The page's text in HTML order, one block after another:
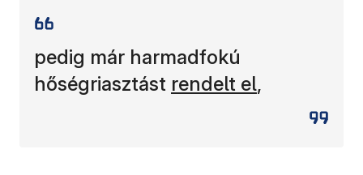
pedig már harmadfokú
hőségriasztást (új ablakban nyílik
rendelt el,